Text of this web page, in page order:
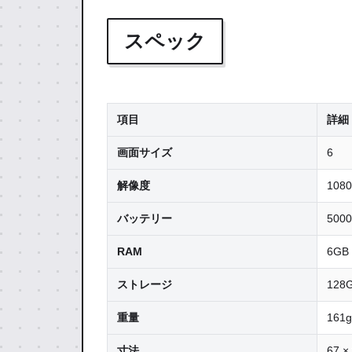
スペック
項目 詳細
画面サイズ 6
解像度
バッテリー 5000
RAM 6GB
ストレージ
重量 161g